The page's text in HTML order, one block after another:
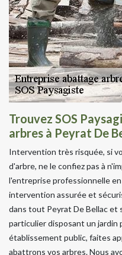
Trouvez SOS
arbres à Peyrat De
Intervention très risquée, si
d'arbre, ne le confiez pas à
l'entreprise professionnelle
intervention assurée et
dans tout Peyrat De Bellac et
particulier disposant un jardin
établissement public, faites
abattrons vos arbres. Nous